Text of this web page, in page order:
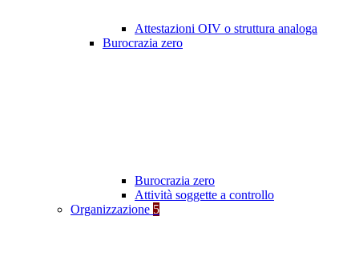
Attestazioni OIV o struttura analoga
Burocrazia zero
Burocrazia zero
Attività soggette a controllo
Organizzazione 5